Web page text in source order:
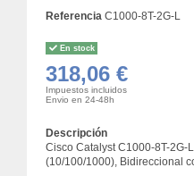
Referencia C1000-8T-2G-L
En stock
318,06 €
Impuestos incluidos
Envio en 24-48h
Descripción
Cisco Catalyst C1000-8T-2G-
(10/100/1000), Bidireccional